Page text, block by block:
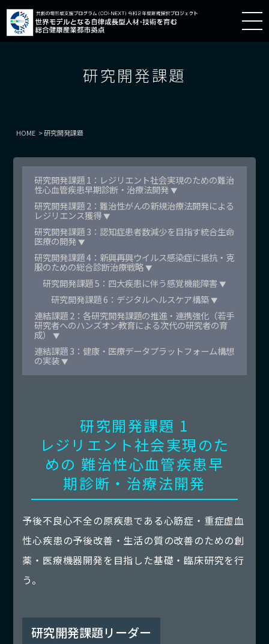
研究開発課題
HOME 研究開発課題
研究開発課題 1：レジリエント社会実現のための難治
性心血管疾患早期診断・治療法開発▼
研究開発課題 2：難治性がんの新規治療法開発による
レジリエンス獲得▼
研究開発課題 3：認知症患者数減少を目指す統合生命
医療の開発▼
研究開発課題 4：新興再興ウイルス感染症に抵抗・克
服のための総合診断治療戦略▼
研究開発課題 5：四大疾患に伴う感覚機能障害▼
研究開発課題 6：デジタルヘルスケア構築▼
連結課題 2：各研究開発課題の推進・連携強化（若手
研究者へのハンズオン教育による次代の研究者の育
成）▼
連結課題 3：健康・医療データプラットフォーム構想
の実装▼
研究開発課題 1
レジリエント社会実現のた
めの 難治性心血管疾患早
期診断・治療法開発
予後不良心不全の原疾患である心筋症・重症虚血
性心疾患の予後改善・生活の質の改善のための創
薬・医療機器開発を目指した基礎・臨床研究を行
う。
研究開発課題リーダー